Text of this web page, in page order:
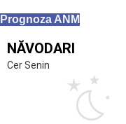
Prognoza ANM
NĂVODARI
Cer Senin